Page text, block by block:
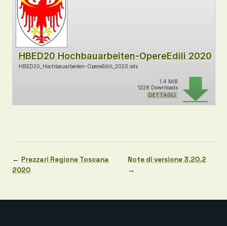
HBED20 Hochbauarbeiten-OpereEdili 2020
HBED20_Hochbauarbeiten-OpereEdili_2020.ods
1.4 MiB
1228 Downloads
DETTAGLI
← Prezzari Regione Toscana
2020
Note di versione 3.20.2
→